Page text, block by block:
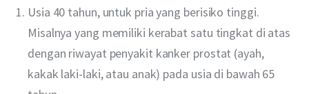
Usia 40 tahun, untuk pria yang berisiko tinggi.
Misalnya yang memiliki kerabat satu tingkat di atas
dengan riwayat penyakit kanker prostat (ayah,
kakak laki-laki, atau anak) pada usia di bawah 65